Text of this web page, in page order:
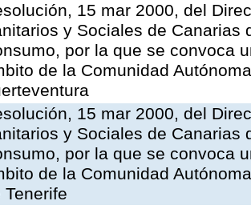
15 mar 2000, del
y Sociales de Canarias
por la que se convoca
de la Comunidad
15 mar 2000, del
y Sociales de Canarias
por la que se convoca
de la Comunidad
Tenerife